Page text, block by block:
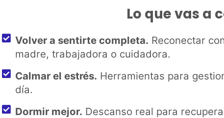
Lo que vas a
Volver a sentirte completa. Reconectar
madre, trabajadora o cuidadora.
Calmar el estrés. Herramientas para
día.
Dormir mejor. Descanso real para